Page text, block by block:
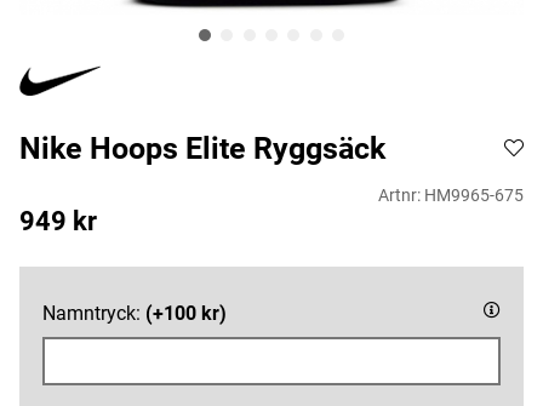
Nike Hoops Elite Ryggsäck
Artnr: HM9965-675
949 kr
Namntryck: (+100 kr)